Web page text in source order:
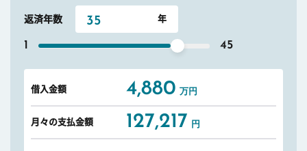
返済年数
1 45
借入金額 4,880 万円
月々の支払金額 127,217 円